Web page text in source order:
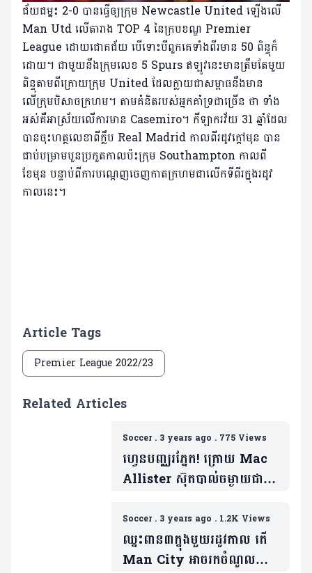
ជ័យ​ជម្នះ 2-0 បានធ្វើឲ្យក្រុម Newcastle United ឡើងលើ
Man Utd លើតារាង TOP 4 នៃក្របខណ្ឌ Premier
League ដោយ​ជោគជ័យ បើ​ទោះ​បី​ពួក​គេ​ទាំង​ពីរ​មាន 50 ពិន្ទុ​ក៏​
ដោយ។ ជាមួយនឹងក្រុមលេខ 5 Spurs ឥឡូវនេះមានត្រឹមតែមួយ
ពិន្ទុតាមពីក្រោយក្រុម United ដែលក្លាយជាសម្ពាធនឹងមាន
លើក្រុមបិសាចក្រហម។ តាម​គំនិត​របស់​អ្នក​គាំទ្រ​ជា​ច្រើន ថា ​ទាំង
អស់​គឺ​អាស្រ័យ​លើ​ការ​មាន Casemiro។ កីឡាករវ័យ 31 ឆ្នាំដែល
បានចុះហត្ថលេខាពីក្លឹប Real Madrid កាលពីរដូវក្តៅមុន បាន
ជាប់បម្រាមបួនប្រកួតកាលប៉ះក្រុម Southampton កាលពី
ខែមុន បន្ទាប់ពីការបណ្តេញចេញកាតក្រហមជាលើកទីពីរក្នុងរដូវ
កាលនេះ។
Article Tags
Premier League 2022/23
Related Articles
Soccer. 3 years ago . 775 Views
ហ្វេនបញ្ឈរភ្នែក! ក្រោយ Mac
Allister ស៊ុតបាល់ចម្ងាយជាង
វីដេអូ)
Soccer. 3 years ago . 1.2K Views
ឈ្នះពាន៣ក្នុងមួយរដូវកាល តើ
Man City អាចរកចំណូលបាន